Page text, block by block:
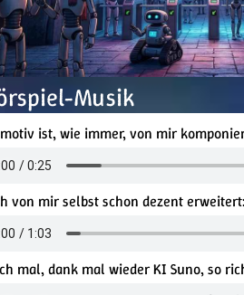
Musik
ist, wie immer, von mir
von mir selbst schon dezent erweitert:
mal, dank mal wieder KI Suno, so